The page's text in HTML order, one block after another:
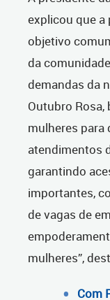
explicou que a
objetivo
da
demandas da
Outubro
mulheres para
atendimentos
garantindo
importantes,
de vagas de
mulheres”,
Com